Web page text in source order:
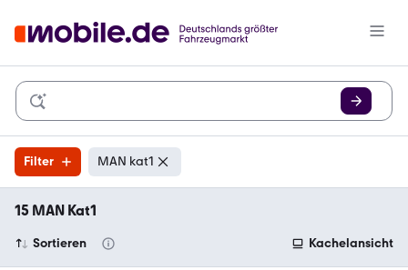
Filter MAN kat1
15 MAN Kat1
Sortieren Kachelansicht